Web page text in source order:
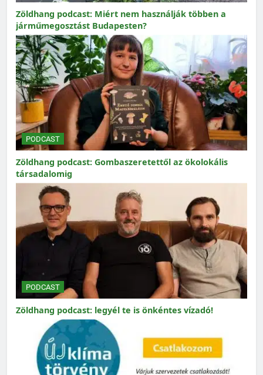
Zöldhang podcast: Miért nem használják többen a
járműmegosztást Budapesten?
PODCAST
Zöldhang podcast: Gombaszeretettől az ökolokális
társadalomig
PODCAST
Zöldhang podcast: legyél te is önkéntes vízadó!